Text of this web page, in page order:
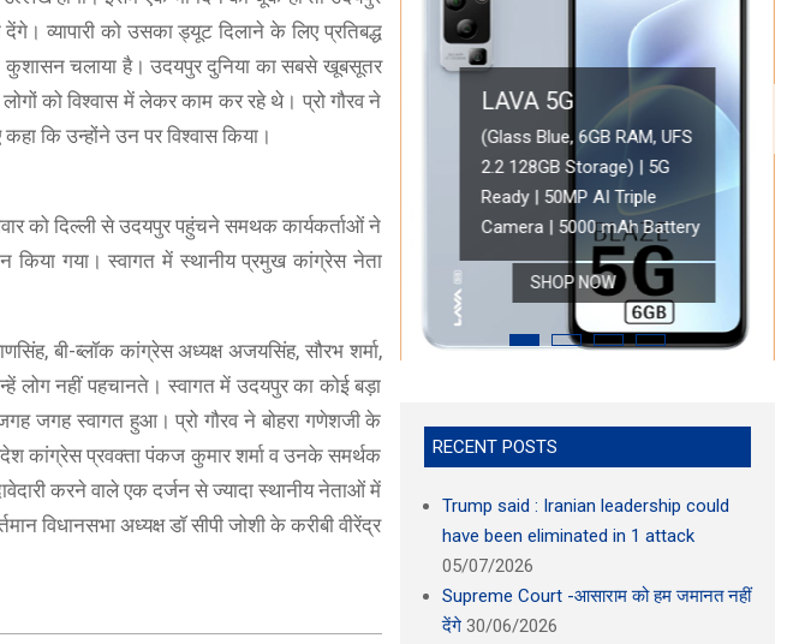
व्यापारी को उसका ड्यूट दिलाने के लिए प्रतिबद्ध
कुशासन चलाया है। उदयपुर दुनिया का सबसे खूबसूतर
को विश्वास में लेकर काम कर रहे थे। प्रो गौरव ने
कि उन्होंने उन पर विश्वास किया।
को दिल्ली से उदयपुर पहुंचने समथक कार्यकर्ताओं ने
गया। स्वागत में स्थानीय प्रमुख कांग्रेस नेता
बी-ब्लॉक कांग्रेस अध्यक्ष अजयसिंह, सौरभ शर्मा,
लोग नहीं पहचानते। स्वागत में उदयपुर का कोई बड़ा
जगह स्वागत हुआ। प्रो गौरव ने बोहरा गणेशजी के
कांग्रेस प्रवक्ता पंकज कुमार शर्मा व उनके समर्थक
करने वाले एक दर्जन से ज्यादा स्थानीय नेताओं में
विधानसभा अध्यक्ष डॉ सीपी जोशी के करीबी वीरेंद्र
LAVA 5G
(Glass Blue, 6GB RAM, UFS
2.2 128GB Storage) | 5G
Ready | 50MP AI Triple
Camera | 5000 mAh Battery
SHOP NOW
Wave Call Plus with 1.83" HD DisplayOnePlus Nord CE 2 Lite 5G (Blue Tide, 6GB RAM, 128GB Storage)
OPPO A78 5G
Oppo A78 5G
Battery with 33W
Refresh Rate | with
RECENT POSTS
Trump said : Iranian leadership could
have been eliminated in 1 attack
05/07/2026
Supreme Court -आसाराम को हम जमानत नहीं
देंगे 30/06/2026